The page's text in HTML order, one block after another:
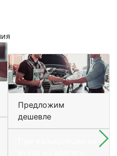
Предложим
дешевле